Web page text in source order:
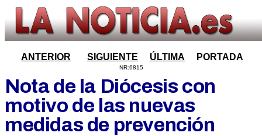
ANTERIOR SIGUIENTE ÚLTIMA PORTADA
NR:6815
Nota de la Diócesis con
motivo de las nuevas
medidas de prevención